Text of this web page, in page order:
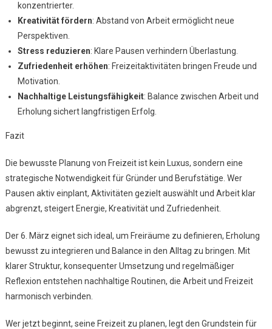
konzentrierter.
Kreativität fördern: Abstand von Arbeit ermöglicht neue
Perspektiven.
Stress reduzieren: Klare Pausen verhindern Überlastung.
Zufriedenheit erhöhen: Freizeitaktivitäten bringen Freude und
Motivation.
Nachhaltige Leistungsfähigkeit: Balance zwischen Arbeit und
Erholung sichert langfristigen Erfolg.
Fazit
Die bewusste Planung von Freizeit ist kein Luxus, sondern eine
strategische Notwendigkeit für Gründer und Berufstätige. Wer
Pausen aktiv einplant, Aktivitäten gezielt auswählt und Arbeit klar
abgrenzt, steigert Energie, Kreativität und Zufriedenheit.
Der 6. März eignet sich ideal, um Freiräume zu definieren, Erholung
bewusst zu integrieren und Balance in den Alltag zu bringen. Mit
klarer Struktur, konsequenter Umsetzung und regelmäßiger
Reflexion entstehen nachhaltige Routinen, die Arbeit und Freizeit
harmonisch verbinden.
Wer jetzt beginnt, seine Freizeit zu planen, legt den Grundstein für